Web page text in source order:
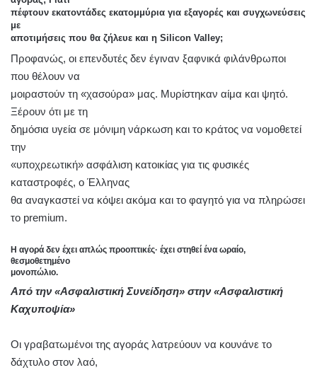
πέφτουν εκατοντάδες εκατομμύρια για εξαγορές και συγχωνεύσεις
με
αποτιμήσεις που θα ζήλευε και η Silicon Valley;
Προφανώς, οι επενδυτές δεν έγιναν ξαφνικά φιλάνθρωποι
που θέλουν να
μοιραστούν τη «χασούρα» μας. Μυρίστηκαν αίμα και ψητό.
Ξέρουν ότι με τη
δημόσια υγεία σε μόνιμη νάρκωση και το κράτος να νομοθετεί
την
«υποχρεωτική» ασφάλιση κατοικίας για τις φυσικές
καταστροφές, ο Έλληνας
θα αναγκαστεί να κόψει ακόμα και το φαγητό για να πληρώσει
το premium.
H αγορά δεν έχει απλώς προοπτικές· έχει στηθεί ένα ωραίο,
θεσμοθετημένο
μονοπώλιο.
Από την «Ασφαλιστική Συνείδηση» στην «Ασφαλιστική
Καχυποψία»
Οι γραβατωμένοι της αγοράς λατρεύουν να κουνάνε το
δάχτυλο στον λαό,